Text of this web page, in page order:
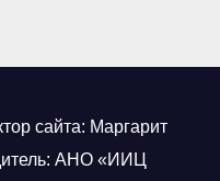
сайта: Маргарит
АНО «ИИЦ